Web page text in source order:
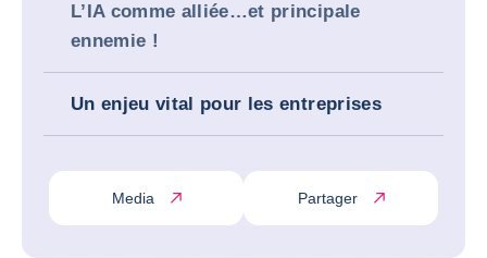
L’IA comme alliée…et principale
ennemie !
Un enjeu vital pour les entreprises
Media Partager